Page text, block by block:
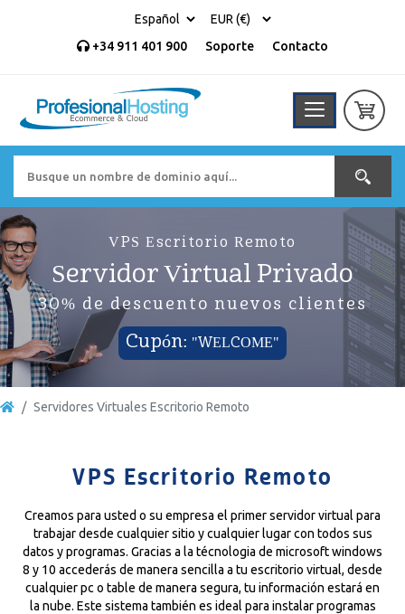
+34 911 401 900 Soporte Contacto
VPS Escritorio Remoto
Servidor Virtual Privado
30% de descuento nuevos clientes
Cupón: "WELCOME"
Servidores Virtuales Escritorio Remoto
VPS Escritorio Remoto
Creamos para usted o su empresa el primer servidor virtual para
trabajar desde cualquier sitio y cualquier lugar con todos sus
datos y programas. Gracias a la técnologia de microsoft windows
8 y 10 accederás de manera sencilla a tu escritorio virtual, desde
cualquier pc o table de manera segura, tu información estará en
la nube. Este sistema también es ideal para instalar programas